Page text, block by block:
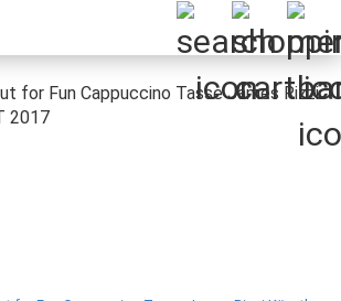
for Fun Cappuccino Tasse James Rizzi
2017